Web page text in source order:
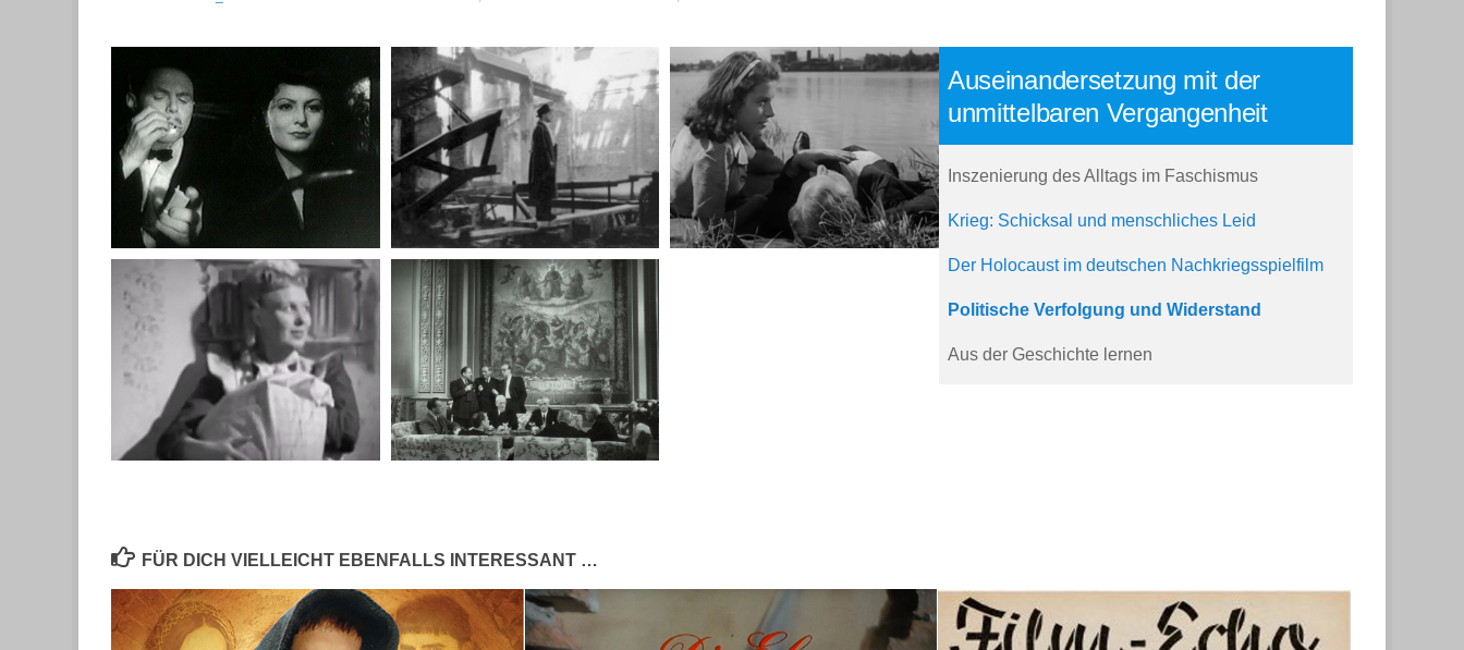
Auseinandersetzung mit der
unmittelbaren Vergangenheit
Inszenierung des Alltags im Faschismus
Krieg: Schicksal und menschliches Leid
Der Holocaust im deutschen Nachkriegsspielfilm
Politische Verfolgung und Widerstand
Aus der Geschichte lernen
FÜR DICH VIELLEICHT EBENFALLS INTERESSANT …